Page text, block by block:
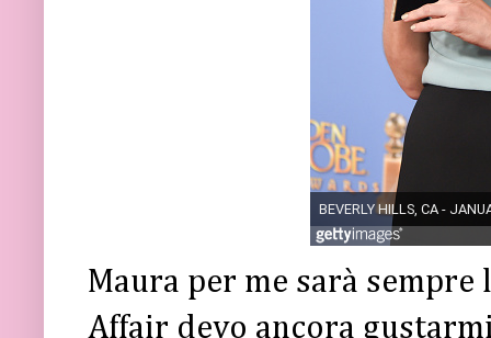
Maura per me sarà sempre
Affair devo ancora